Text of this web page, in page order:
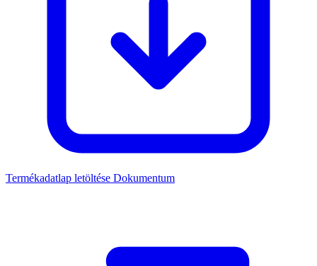
Termékadatlap letöltése Dokumentum